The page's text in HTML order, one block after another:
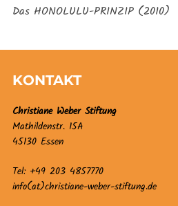
Das HONOLULU-PRINZIP (2010)
KONTAKT
Christiane Weber Stiftung
Mathildenstr. 15A
45130 Essen
Tel: +49 203 4857770
info(at)christiane-weber-stiftung.de